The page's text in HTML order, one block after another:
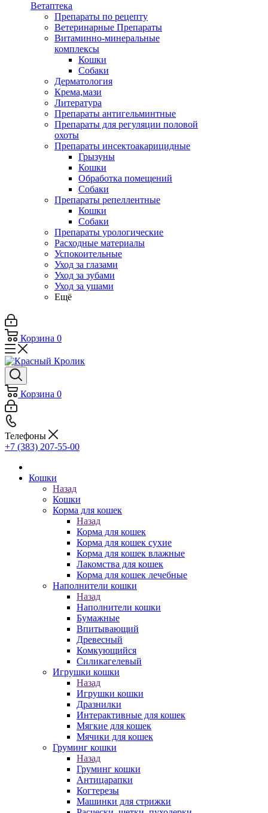
Ветаптека
Препараты по рецепту
Ветеринарные Препараты
Витаминно-минеральные
комплексы
Кошки
Собаки
Дерматология
Крема,мази
Литература
Препараты антигельминтные
Препараты для регуляции половой
охоты
Препараты инсектоакарицидные
Грызуны
Кошки
Обработка помещений
Собаки
Препараты репеллентные
Кошки
Собаки
Препараты урологические
Расходные материалы
Успокоительные
Уход за глазами
Уход за зубами
Уход за ушами
Ещё
Корзина 0
Корзина 0
Телефоны
+7 (383) 207-55-00
Кошки
Назад
Кошки
Корма для кошек
Назад
Корма для кошек
Корма для кошек сухие
Корма для кошек влажные
Лакомства для кошек
Корма для кошек лечебные
Наполнители кошки
Назад
Наполнители кошки
Бумажные
Впитывающий
Древесный
Комкующийся
Силикагелевый
Игрушки кошки
Назад
Игрушки кошки
Дразнилки
Интерактивные для кошек
Мягкие для кошек
Мячики для кошек
Груминг кошки
Назад
Груминг кошки
Антицарапки
Когтерезы
Машинки для стрижки